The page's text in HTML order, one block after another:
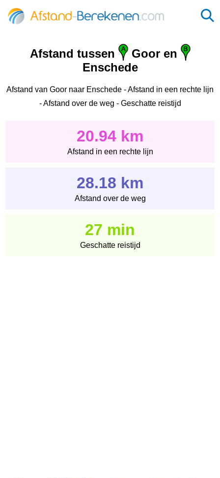
Afstand tussen
Goor en
Enschede
Afstand van Goor naar Enschede - Afstand in een rechte lijn
- Afstand over de weg - Geschatte reistijd
20.94 km
Afstand in een rechte lijn
28.18 km
Afstand over de weg
27 min
Geschatte reistijd